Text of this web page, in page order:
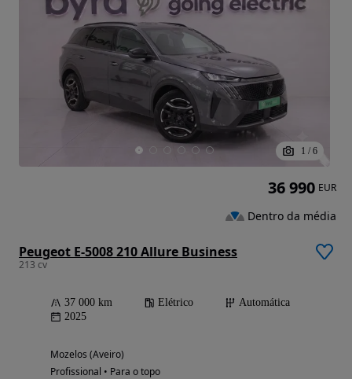
1 / 6
Peugeot E-5008 210 Allure Business
213 cv
37 000 km Elétrico
Automática
2025
Mozelos (Aveiro)
Profissional • Para o topo
36 990 EUR
Dentro da média